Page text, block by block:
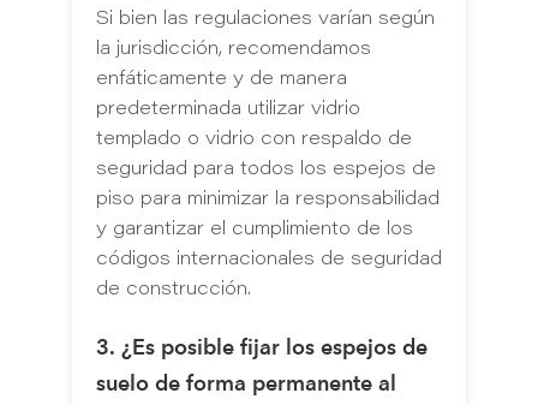
Si bien las regulaciones varían según
la jurisdicción, recomendamos
enfáticamente y de manera
predeterminada utilizar vidrio
templado o vidrio con respaldo de
seguridad para todos los espejos de
piso para minimizar la responsabilidad
y garantizar el cumplimiento de los
códigos internacionales de seguridad
de construcción.
3. ¿Es posible fijar los espejos de
suelo de forma permanente al